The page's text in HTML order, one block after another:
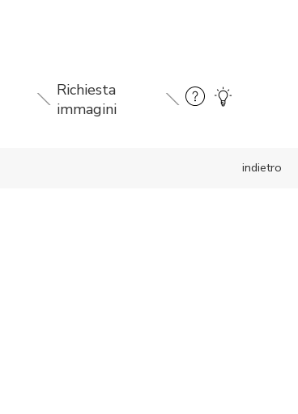
Richiesta
immagini
indietro